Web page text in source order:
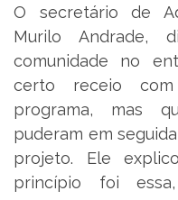
O secretário de
Murilo Andrade,
comunidade no
certo receio
programa, mas
puderam em
projeto. Ele
princípio foi